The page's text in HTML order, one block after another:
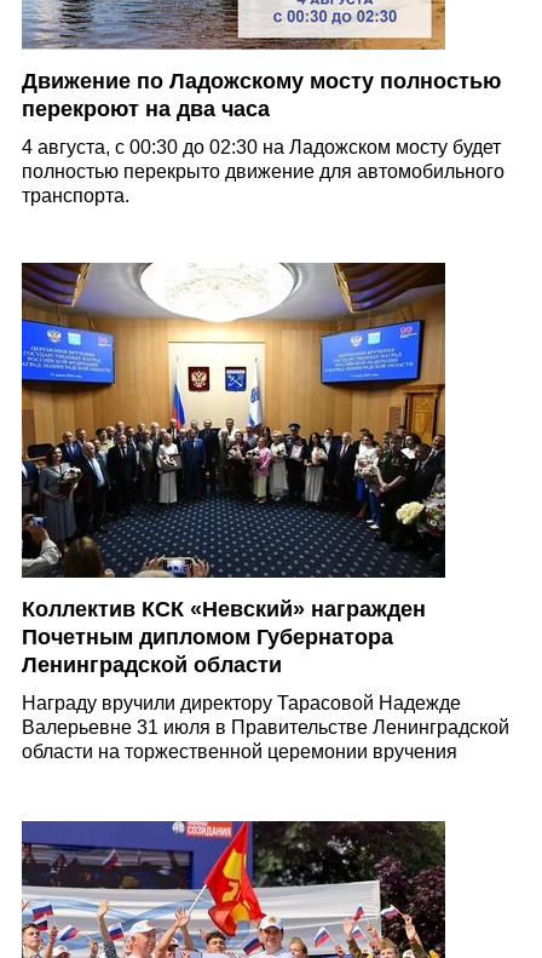
Движение по Ладожскому мосту полностью
перекроют на два часа
4 августа, с 00:30 до 02:30 на Ладожском мосту будет
полностью перекрыто движение для автомобильного
транспорта.
Коллектив КСК «Невский» награжден
Почетным дипломом Губернатора
Ленинградской области
Награду вручили директору Тарасовой Надежде
Валерьевне 31 июля в Правительстве Ленинградской
области на торжественной церемонии вручения